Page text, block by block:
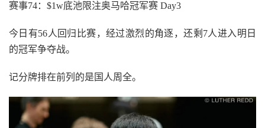
赛事74：$1w底池限注奥马哈冠军赛 Day3
今日有56人回归比赛，经过激烈的角逐，还剩7人进入明日
的冠军争夺战。
记分牌排在前列的是国人周全。